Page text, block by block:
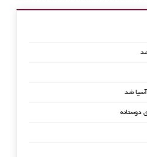
آسیا شد
دوستانه